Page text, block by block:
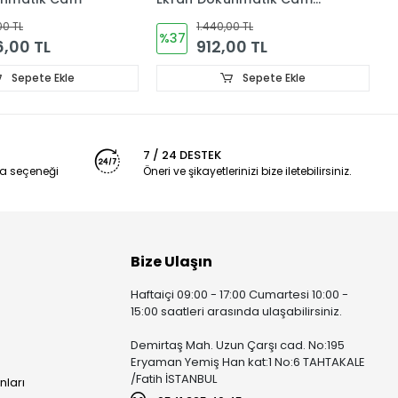
TL
TL
Sepete Ekle
%17
1.440,00 TL
1.200,00 TL
Sepete Ekle
seçeneği
7 / 24 DESTEK
Öneri ve şikayetlerinizi bize iletebilirsiniz.
Bize Ulaşın
Haftaiçi 09:00 - 17:00 Cumartesi 10:00 -
15:00 saatleri arasında ulaşabilirsiniz.
Demirtaş Mah. Uzun Çarşı cad. No:195
Eryaman Yemiş Han kat:1 No:6 TAHTAKALE
/Fatih İSTANBUL